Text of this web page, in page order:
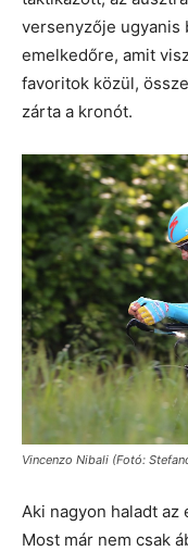
versenyzője ugyanis
emelkedőre, amit
favoritok közül,
zárta a kronót.
Vincenzo Nibali (Fotó:
Aki nagyon haladt
Most már nem csak